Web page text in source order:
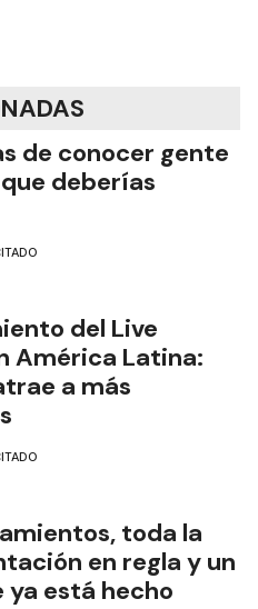
de conocer gente
deberías
del Live
América Latina:
a más
toda la
en regla y un
ya está hecho